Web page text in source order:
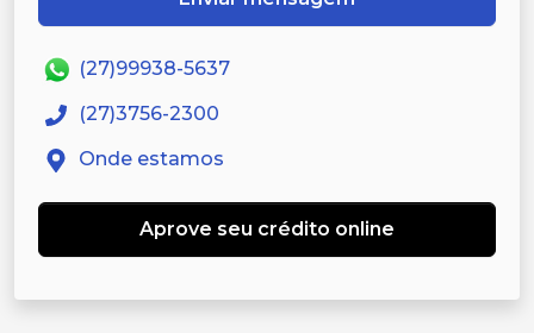
(27)99938-5637
(27)3756-2300
Onde estamos
Aprove seu crédito online